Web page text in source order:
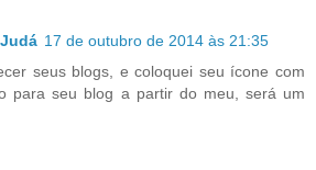
17 de outubro de 2014 às 21:35
seus blogs, e coloquei seu ícone com
para seu blog a partir do meu, será um